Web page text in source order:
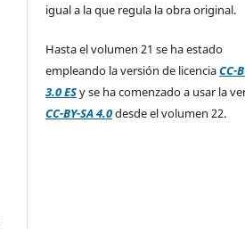
igual a la que regula la obra original.
Hasta el volumen 21 se ha estado
empleando la versión de licenciaCC-
3.0 ESy se ha comenzado a usar la
CC-BY-SA 4.0desde el volumen 22.